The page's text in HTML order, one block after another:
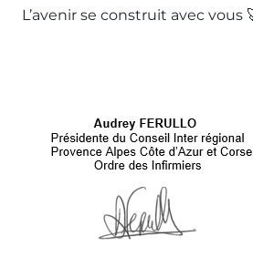
L’avenir se construit avec vous